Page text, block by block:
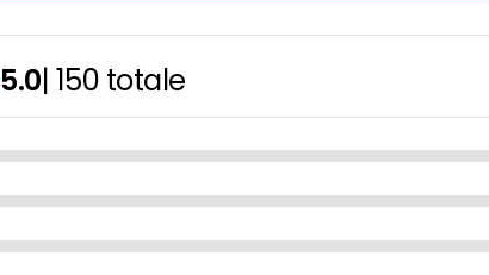
5.0| 150 totale